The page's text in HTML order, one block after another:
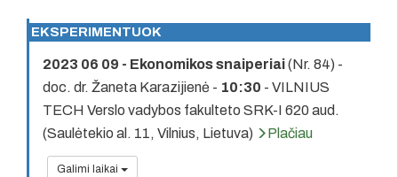
EKSPERIMENTUOK
2023 06 09 - Ekonomikos snaiperiai(Nr. 84) -
doc. dr. Žaneta Karazijienė - 10:30 - VILNIUS
TECH Verslo vadybos fakulteto SRK-I 620 aud.
(Saulėtekio al. 11, Vilnius, Lietuva)
Plačiau
Galimi laikai